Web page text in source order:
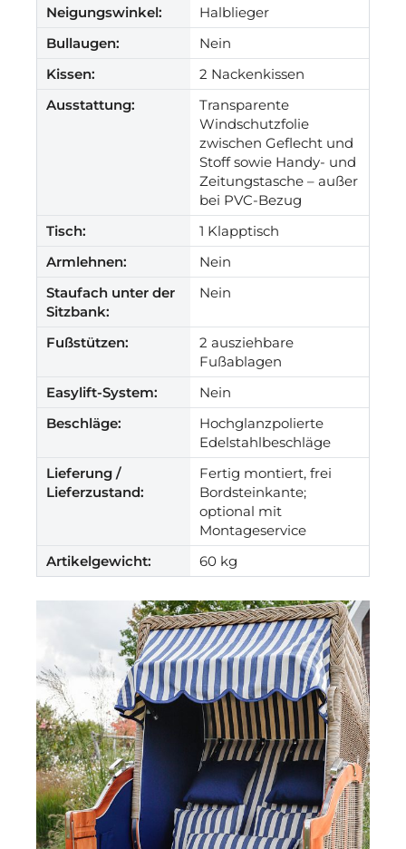
Neigungswinkel:
Halblieger
Bullaugen:
Nein
Kissen:
2 Nackenkissen
Ausstattung:
Transparente
Windschutzfolie
zwischen Geflecht und
Stoff sowie Handy- und
Zeitungstasche – außer
bei PVC-Bezug
Tisch:
1 Klapptisch
Armlehnen:
Nein
Staufach unter der
Sitzbank:
Nein
Fußstützen:
2 ausziehbare
Fußablagen
Easylift-System:
Nein
Beschläge:
Hochglanzpolierte
Edelstahlbeschläge
Lieferung /
Lieferzustand:
Fertig montiert, frei
Bordsteinkante;
optional mit
Montageservice
Artikelgewicht:
60 kg